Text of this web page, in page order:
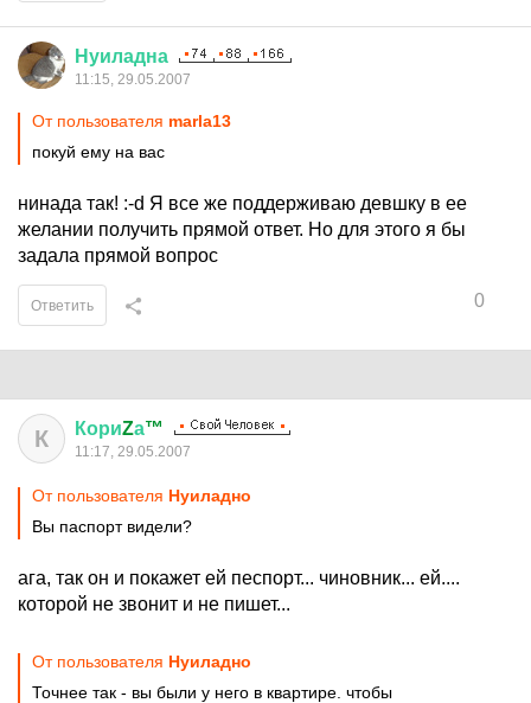
Нуиладна
11:15, 29.05.2007
От пользователя marla13
покуй ему на вас
нинада так! :-d Я все же поддерживаю девшку в ее
желании получить прямой ответ. Но для этого я бы
задала прямой вопрос
0
Ответить
К КориZа™
11:17, 29.05.2007
От пользователя Нуиладно
Вы паспорт видели?
ага, так он и покажет ей песпорт... чиновник... ей....
которой не звонит и не пишет...
От пользователя Нуиладно
Точнее так - вы были у него в квартире. чтобы